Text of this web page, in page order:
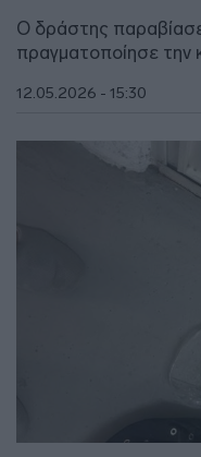
Ο δράστης
πραγματοποίησε την
12.05.2026 - 15:30